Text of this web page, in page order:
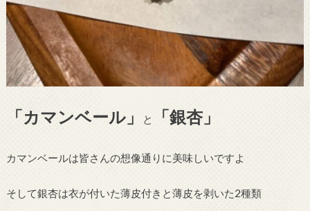
「カマンベール」 と 「銀杏」
カマンベールは皆さんの想像通りに美味しいですよ
そして銀杏は衣が付いた薄皮付きと薄皮を剥いた2種類